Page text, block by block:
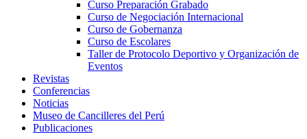
Curso Preparación Grabado
Curso de Negociación Internacional
Curso de Gobernanza
Curso de Escolares
Taller de Protocolo Deportivo y Organización de
Eventos
Revistas
Conferencias
Noticias
Museo de Cancilleres del Perú
Publicaciones